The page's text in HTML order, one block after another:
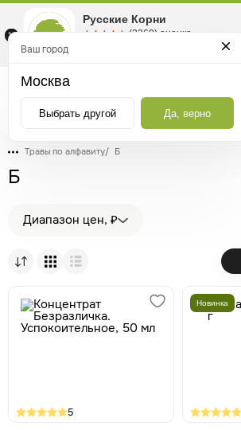
Травы по алфавиту/ Б
Б
Диапазон цен, ₽
5
Новинка
Ваш город
Москва
Выбрать другой Да, верно
Русские Корни
☆☆☆☆☆
★★★★★ (2360) оценка
Маркетплейс товаров для здоровья